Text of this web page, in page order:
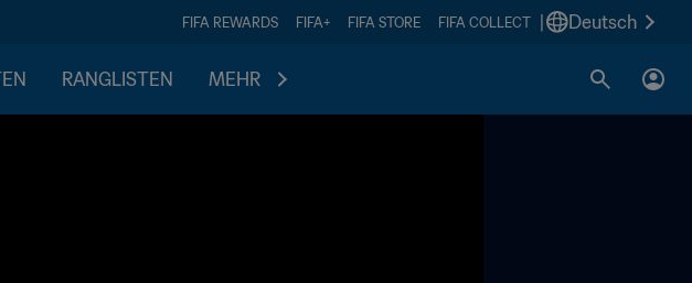
FIFA REWARDS FIFA+ FIFA STORE FIFA COLLECT Deutsch
RANGLISTEN MEHR